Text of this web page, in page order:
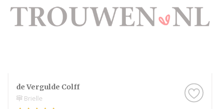
de Vergulde Colff
Brielle